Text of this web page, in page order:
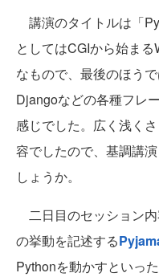
講演のタイトルは「
としてはCGIから始ま
なもので、最後のほう
Djangoなどの各種フレ
感じでした。広く浅く
容でしたので、基調講
しょうか。
二日目のセッション
の挙動を記述する
Pythonを動かすといっ